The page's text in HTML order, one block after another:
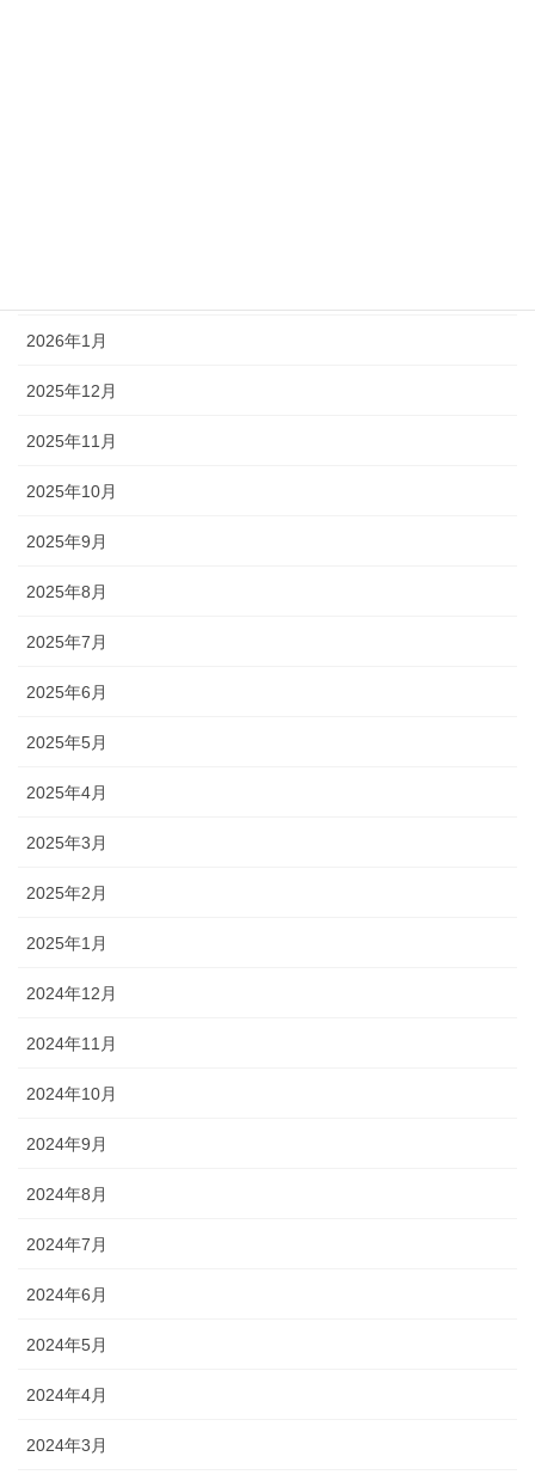
2026年1月
2025年12月
2025年11月
2025年10月
2025年9月
2025年8月
2025年7月
2025年6月
2025年5月
2025年4月
2025年3月
2025年2月
2025年1月
2024年12月
2024年11月
2024年10月
2024年9月
2024年8月
2024年7月
2024年6月
2024年5月
2024年4月
2024年3月